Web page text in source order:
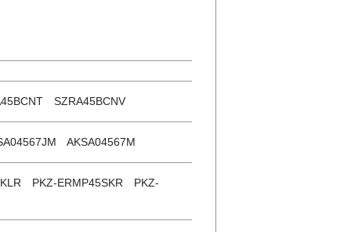
SZRA45BCNV
AKSA04567M
PKZ-ERMP45SKR PKZ-